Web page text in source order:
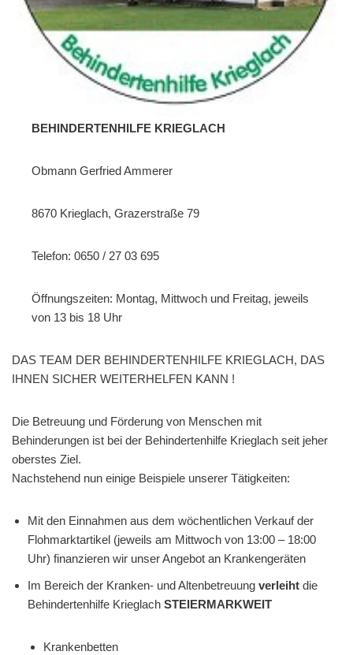
BEHINDERTENHILFE KRIEGLACH
Obmann Gerfried Ammerer
8670 Krieglach, Grazerstraße 79
Telefon: 0650 / 27 03 695
Öffnungszeiten: Montag, Mittwoch und Freitag, jeweils
von 13 bis 18 Uhr
DAS TEAM DER BEHINDERTENHILFE KRIEGLACH, DAS
IHNEN SICHER WEITERHELFEN KANN !
Die Betreuung und Förderung von Menschen mit
Behinderungen ist bei der Behindertenhilfe Krieglach seit jeher
oberstes Ziel.
Nachstehend nun einige Beispiele unserer Tätigkeiten:
Mit den Einnahmen aus dem wöchentlichen Verkauf der
Flohmarktartikel (jeweils am Mittwoch von 13:00 – 18:00
Uhr) finanzieren wir unser Angebot an Krankengeräten
Im Bereich der Kranken- und Altenbetreuung verleiht die
Behindertenhilfe Krieglach STEIERMARKWEIT
Krankenbetten